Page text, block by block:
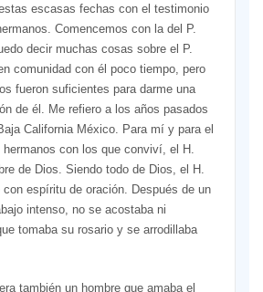
escasas fechas con el testimonio
Comencemos con la del P.
decir muchas cosas sobre el P.
comunidad con él poco tiempo, pero
fueron suficientes para darme una
de él. Me refiero a los años pasados
California México. Para mí y para el
con los que conviví, el H.
de Dios. Siendo todo de Dios, el H.
espíritu de oración. Después de un
intenso, no se acostaba ni
tomaba su rosario y se arrodillaba
también un hombre que amaba el